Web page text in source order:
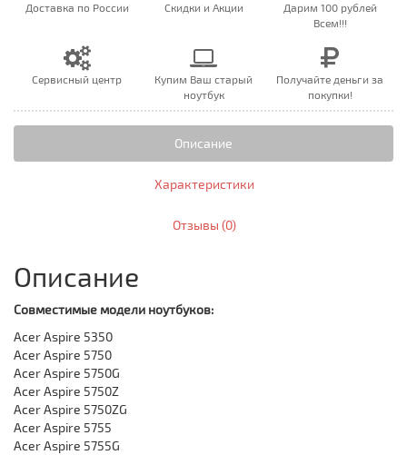
Доставка по России Скидки и Акции
Дарим 100 рублей
Всем!!!
Сервисный центр
Купим Ваш старый
ноутбук
Получайте деньги за
покупки!
Описание
Характеристики
Отзывы (0)
Описание
Совместимые модели ноутбуков:
Acer Aspire 5350
Acer Aspire 5750
Acer Aspire 5750G
Acer Aspire 5750Z
Acer Aspire 5750ZG
Acer Aspire 5755
Acer Aspire 5755G